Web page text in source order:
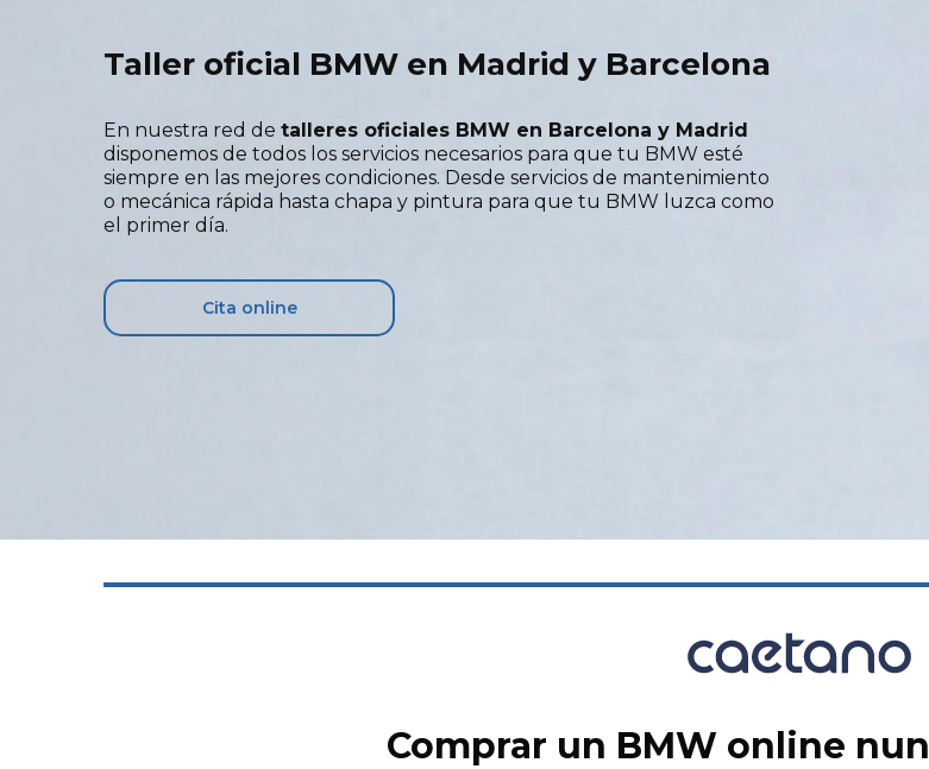
Taller oficial BMW en Madrid y Barcelona
En nuestra red de talleres oficiales BMW en Barcelona y Madrid
disponemos de todos los servicios necesarios para que tu BMW esté
siempre en las mejores condiciones. Desde servicios de mantenimiento
o mecánica rápida hasta chapa y pintura para que tu BMW luzca como
el primer día.
Cita online
Comprar un BMW online